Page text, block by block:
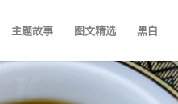
主题故事 图文精选 黑白